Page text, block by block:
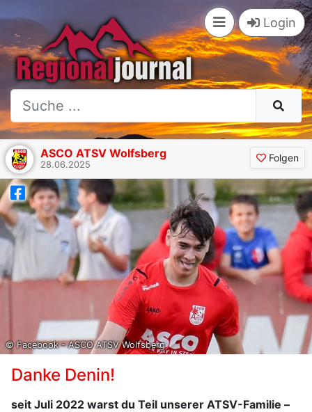
Login
ASCO ATSV Wolfsberg
28.06.2025
Folgen
© Facebook - ASCO ATSV Wolfsberg
Danke Denin!
seit Juli 2022 warst du Teil unserer ATSV-Familie –